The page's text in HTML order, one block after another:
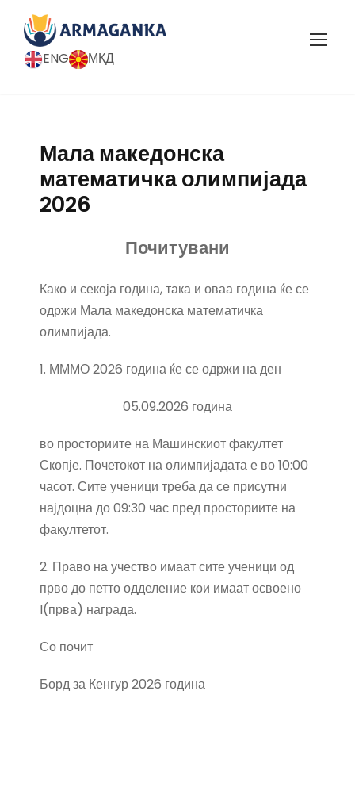
ENG МКД
Мала македонска
математичка олимпијада
2026
Почитувани
Како и секоја година, така и оваа година ќе се
одржи Мала македонска математичка
олимпијада.
1. МММО 2026 година ќе се одржи на ден
05.09.2026 година
во просториите на Машинскиот факултет
Скопје. Почетокот на олимпијадата е во 10:00
часот. Сите ученици треба да се присутни
најдоцна до 09:30 час пред просториите на
факултетот.
2. Право на учество имаат сите ученици од
прво до петто одделение кои имаат освоено
I(прва) награда.
Со почит
Борд за Кенгур 2026 година